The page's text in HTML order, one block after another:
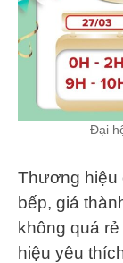
Đại
Thương hiệu
bếp, giá
không quá
hiệu yêu